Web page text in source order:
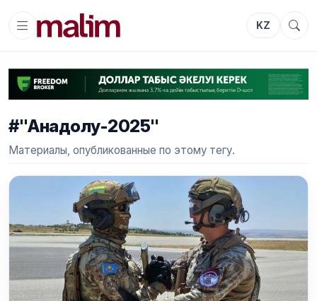
KZ
#"Анадолу-2025"
Материалы, опубликованные по этому тегу.